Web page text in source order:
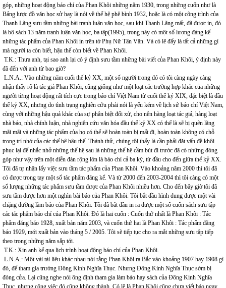
góp, những hoạt động báo chí của Phan Khôi những năm 1930, trong những cuốn như là
Bảng lược đồ văn học sử hay là nói về thế hệ phê bình 1932, hoặc là có một công trình của
Thanh Lãng sưu tầm những bài tranh luận văn học, sau khi Thanh Lãng mất, đã được in, đó
là bộ sách 13 năm tranh luận văn học, ba tập(1995), trong này có một số lượng đáng kể
những tác phẩm của Phan Khôi in trên tờ Phụ Nữ Tân Văn. Và có lẽ đấy là tất cả những gì
mà người ta còn biết, hậu thế còn biết về Phan Khôi.
T.K.: Thưa anh, tại sao anh lại có ý định sưu tầm những bài viết của Phan Khôi, ý định này
đã đến với anh từ bao giờ?
L.N.A.: Vào những năm cuối thế kỷ XX, một số người trong đó có tôi càng ngày càng
nhận thấy rõ là tác giả Phan Khôi, cũng giống như một loạt các trường hợp khác của những
người từng hoạt động rất tích cực trong báo chí Việt Nam từ cuối thế kỷ XIX, đặc biệt là đầu
thế kỷ XX, nhưng do tình trạng nghiên cứu phải nói là yếu kém về lịch sử báo chí Việt Nam,
cùng với những hậu quả khác của sự phân biệt đối xử, cho nên hàng loạt tác giả, hàng loạt
nhà báo, nhà chính luận, nhà nghiên cứu văn hóa đầu thế kỷ XX có thể là sẽ bị quên lãng
mãi mãi và những tác phẩm của họ có thể sẽ hoàn toàn bị mất đi, hoàn toàn không có chỗ
trong trí nhớ của các thế hệ hậu thế. Thành thử, chúng tôi thấy là cần phải đặt vấn đề khôi
phục lại để nhắc nhở những thế hệ sau là những thế hệ cầm bút đi trước đã có những đóng
góp như vậy trên một diễn đàn rộng lớn là báo chí cả ba kỳ, từ đầu cho đến giữa thế kỷ XX.
Tôi đã tự nhận lấy việc sưu tầm tác phẩm của Phan Khôi. Vào khoảng năm 2000 thì tôi đã
có được trong tay một số tác phẩm đáng kể. Và từ 2000 đến 2003-2004 thì tôi càng có một
số lượng những tác phẩm sưu tầm được của Phan Khôi nhiều hơn. Cho đến bây giờ tôi đã
sưu tầm được hơn một nghìn bài báo của Phan Khôi. Tôi bắt đầu hình dung được một vài
chặng đường làm báo của Phan Khôi. Tôi đã bắt đầu in ra được một số cuốn sách sưu tập
các tác phẩm báo chí của Phan Khôi. Đó là hai cuốn : Cuốn thứ nhất là Phan Khôi : Tác
phẩm đăng báo 1928, xuất bản năm 2003, và cuốn thứ hai là Phan Khôi : Tác phẩm đăng
báo 1929, mới xuất bản vào tháng 5 / 2005. Tôi sẽ tiếp tục cho ra mắt những sưu tập tiếp
theo trong những năm sắp tới.
T.K.: Xin anh kể qua lịch trình hoạt động báo chí của Phan Khôi.
L.N.A.: Một vài tài liệu khác nhau nói rằng Phan Khôi ra Bắc vào khoảng 1907 hay 1908 gì
đó, để tham gia trường Đông Kinh Nghĩa Thục. Nhưng Đông Kinh Nghĩa Thục sớm bị
đóng cửa. Lại cũng nghe nói ông định tham gia làm báo hay sách của Đông Kinh Nghĩa
Thục, nhưng công việc đó cũng không thành. Có lẽ là Phan Khôi cũng chưa viết báo ngay